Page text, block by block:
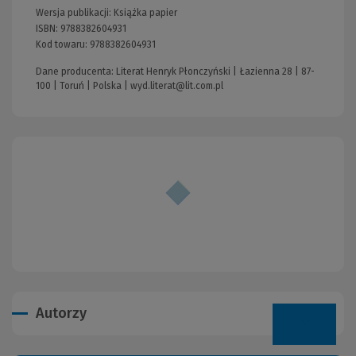
Wersja publikacji: Książka papier
ISBN: 9788382604931
Kod towaru: 9788382604931
Dane producenta: Literat Henryk Płonczyński | Łazienna 28 | 87-
100 | Toruń | Polska | wyd.literat@lit.com.pl
Autorzy